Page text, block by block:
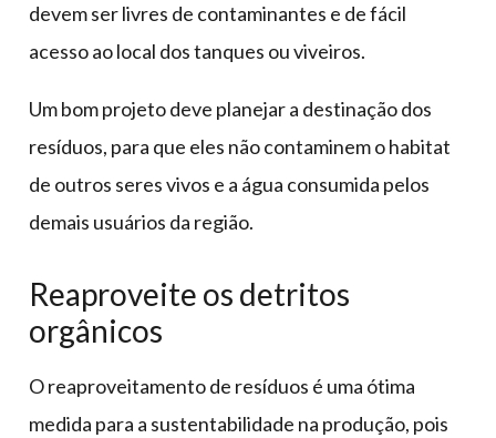
devem ser livres de contaminantes e de fácil
acesso ao local dos tanques ou viveiros.
Um bom projeto deve planejar a destinação dos
resíduos, para que eles não contaminem o habitat
de outros seres vivos e a água consumida pelos
demais usuários da região.
Reaproveite os detritos
orgânicos
O reaproveitamento de resíduos é uma ótima
medida para a sustentabilidade na produção, pois